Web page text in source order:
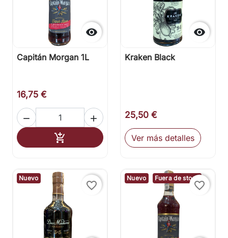

Capitán Morgan 1L
16,75 €
 
 Añadir al carrito

Kraken Black
25,50 €
Ver más detalles
Nuevo
favorite_border
Nuevo Fuera de stock
favorite_border